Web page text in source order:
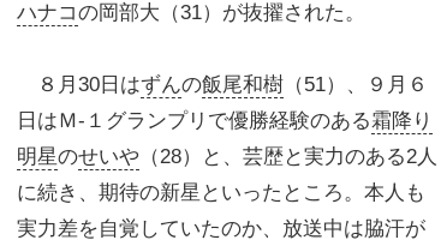
ハナコの岡部大（31）が抜擢された。
８月30日はずんの飯尾和樹 （51）、９月６
日はＭ-１グランプリで優勝経験のある霜降り
明星のせいや （28）と、芸歴と実力のある2人
に続き、期待の新星といったところ。本人も
実力差を自覚していたのか、放送中は脇汗が